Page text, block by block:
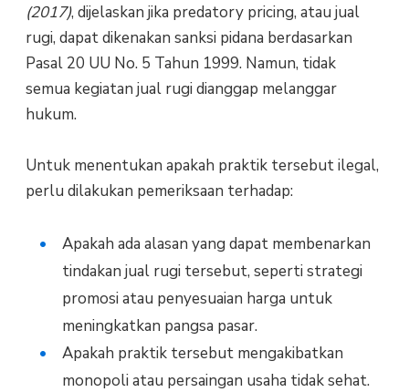
(2017), dijelaskan jika predatory pricing, atau jual
rugi, dapat dikenakan sanksi pidana berdasarkan
Pasal 20 UU No. 5 Tahun 1999. Namun, tidak
semua kegiatan jual rugi dianggap melanggar
hukum.
Untuk menentukan apakah praktik tersebut ilegal,
perlu dilakukan pemeriksaan terhadap:
Apakah ada alasan yang dapat membenarkan
tindakan jual rugi tersebut, seperti strategi
promosi atau penyesuaian harga untuk
meningkatkan pangsa pasar.
Apakah praktik tersebut mengakibatkan
monopoli atau persaingan usaha tidak sehat.